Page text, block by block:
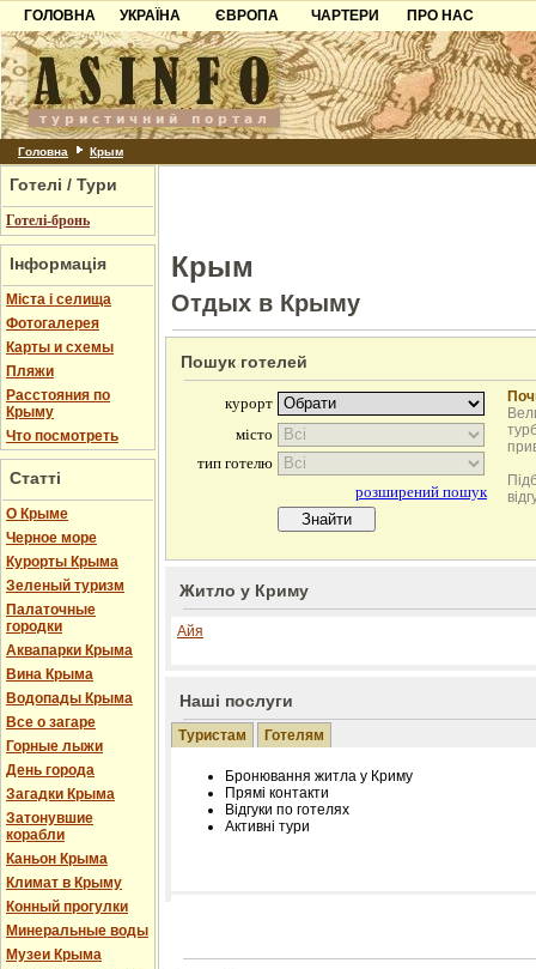
ГОЛОВНА
УКРАЇНА
Карпати
Азов
Причорноморря
Шацьк
ЄВРОПА
Чорногорія
Хорватія
Болгарія
ЧАРТЕРИ
ПРО НАС
Контакти
Партнерам
Додати готель
Головна Крым
Готелі / Тури
Готелі-бронь
Інформація
Міста і селища
Фотогалерея
Карты и схемы
Пляжи
Расстояния по
Крыму
Что посмотреть
Статті
О Крыме
Черное море
Курорты Крыма
Зеленый туризм
Палаточные
городки
Аквапарки Крыма
Вина Крыма
Водопады Крыма
Все о загаре
Горные лыжи
День города
Загадки Крыма
Затонувшие
корабли
Каньон Крыма
Климат в Крыму
Конный прогулки
Минеральные воды
Музеи Крыма
Крым
Отдых в Крыму
Пошук готелей
Житло у Криму
Айя
Наші послуги
Туристам Готелям
Бронювання житла у Криму
Прямі контакти
Відгуки по готелях
Активні тури
Лічільник відвідувачів